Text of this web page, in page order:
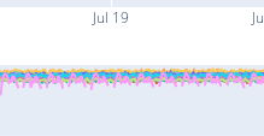
Jul 19